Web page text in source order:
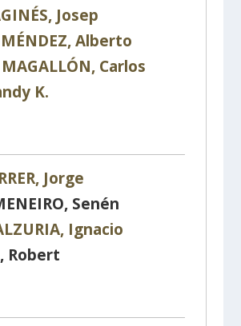
Josep
Alberto
Carlos
K.
Jorge
Senén
Ignacio
Robert